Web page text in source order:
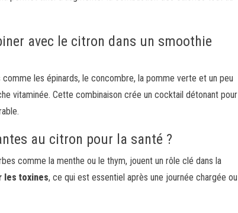
avec le citron dans un smoothie
les épinards, le concombre, la pomme verte et un peu
vitaminée. Cette combinaison crée un cocktail détonant pour
au citron pour la santé ?
comme la menthe ou le thym, jouent un rôle clé dans la
les toxines, ce qui est essentiel après une journée chargée ou